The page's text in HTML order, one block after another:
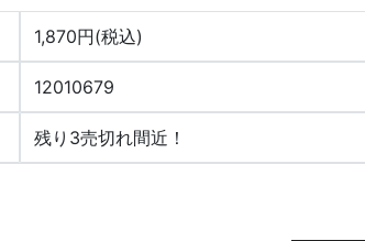
1,870円(税込)
12010679
残り3売切れ間近！